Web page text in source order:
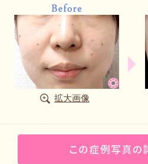
拡大画像